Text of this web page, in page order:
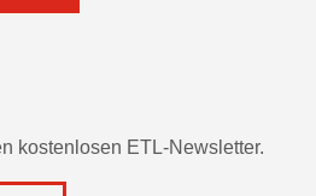
kostenlosen ETL-Newsletter.